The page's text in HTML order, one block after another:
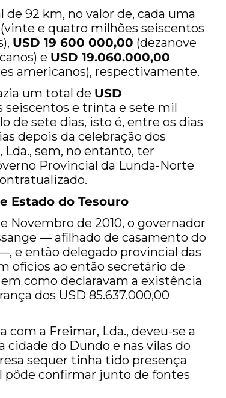
92 km, no valor de, cada uma
(vinte e quatro milhões seiscentos
USD 19 600 000,00 (dezanove
e USD 19.060.000,00
americanos), respectivamente.
um total de USD
seiscentos e trinta e sete mil
de sete dias, isto é, entre os dias
depois da celebração dos
sem, no entanto, ter
Provincial da Lunda-Norte
Estado do Tesouro
Novembro de 2010, o governador
— afilhado de casamento do
e então delegado provincial das
ofícios ao então secretário de
como declaravam a existência
dos USD 85.637.000,00
com a Freimar, Lda., deveu-se a
cidade do Dundo e nas vilas do
sequer tinha tido presença
pôde confirmar junto de fontes